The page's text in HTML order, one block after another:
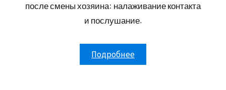
после смены хозяина: налаживание контакта
и послушание.
Подробнее